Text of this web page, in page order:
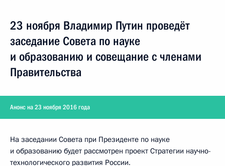
23 ноября Владимир Путин проведёт
заседание Совета по науке
и образованию и совещание с членами
Правительства
Анонс на 23 ноября 2016 года
На заседании Совета при Президенте по науке
и образованию будет рассмотрен проект Стратегии научно-
технологического развития России.